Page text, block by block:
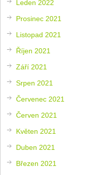
Leden 2022
Prosinec 2021
Listopad 2021
Říjen 2021
Září 2021
Srpen 2021
Červenec 2021
Červen 2021
Květen 2021
Duben 2021
Březen 2021